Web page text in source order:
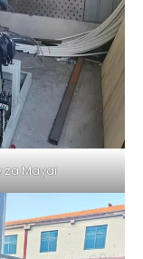
za Mayai